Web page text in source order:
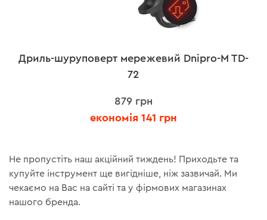
Дриль-шуруповерт мережевий Dnipro-M TD-
72
879 грн
економія 141 грн
Не пропустіть наш акційний тиждень! Приходьте та
купуйте інструмент ще вигідніше, ніж зазвичай. Ми
чекаємо на Вас на сайті та у фірмових магазинах
нашого бренда.